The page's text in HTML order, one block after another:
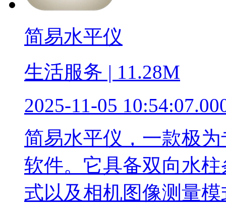
简易水平仪
生活服务 | 11.28M
2025-11-05
简易水平仪，一款极
软件。它具备双向水
式以及相机图像测量